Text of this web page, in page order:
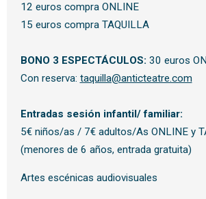
12 euros compra ONLINE
15 euros compra TAQUILLA
BONO 3 ESPECTÁCULOS: 30 euros
Con reserva: taquilla@anticteatre.com
Entradas sesión infantil/ familiar:
5€ niños/as / 7€ adultos/As ONLINE y
(menores de 6 años, entrada gratuita)
Artes escénicas audiovisuales